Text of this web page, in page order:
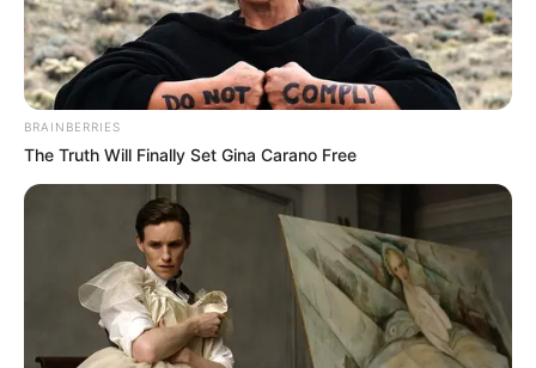
BRAINBERRIES
The Truth Will Finally Set Gina Carano Free